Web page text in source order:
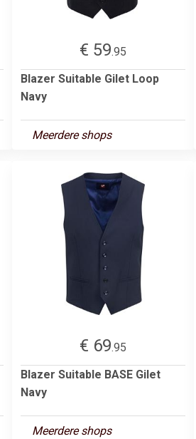
€ 59.95
Blazer Suitable Gilet Loop
Navy
Meerdere shops
€ 69.95
Blazer Suitable BASE Gilet
Navy
Meerdere shops